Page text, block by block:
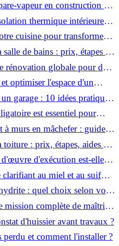
vapeur en construction et
à éviter?
thermique intérieure
en énergie ?
cuisine pour transformer
de bains : prix, étapes et
rénovation globale pour des
durables?
optimiser l'espace d'un
?
garage : 10 idées pratiques
est essentiel pour
?
à murs en mâchefer : guide
: prix, étapes, aides et
d'exécution est-elle
chantiers ?au miel et au suif
?
: quel choix selon votre
complète de maîtrise
vos projets?
d'huissier avant travaux ?
perdu et comment l'installer ?